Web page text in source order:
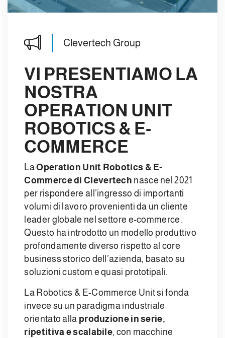
Clevertech Group
VI PRESENTIAMO LA
NOSTRA
OPERATION UNIT
ROBOTICS & E-
COMMERCE
LaOperation Unit Robotics & E-
Commerce di Clevertech nasce nel 2021
per rispondere all’ingresso di importanti
volumi di lavoro provenienti da un cliente
leader globale nel settore e-commerce.
Questo ha introdotto un modello produttivo
profondamente diverso rispetto al core
business storico dell’azienda, basato su
soluzioni custom e quasi prototipali.
La Robotics & E-Commerce Unit si fonda
invece su un paradigma industriale
orientato alla produzione in serie,
ripetitiva e scalabile, con macchine